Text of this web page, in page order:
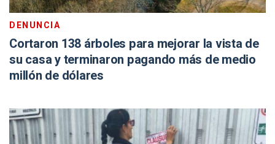
DENUNCIA
Cortaron 138 árboles para mejorar la vista de
su casa y terminaron pagando más de medio
millón de dólares